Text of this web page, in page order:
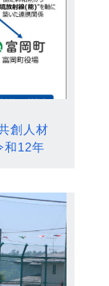
創人材
和12年